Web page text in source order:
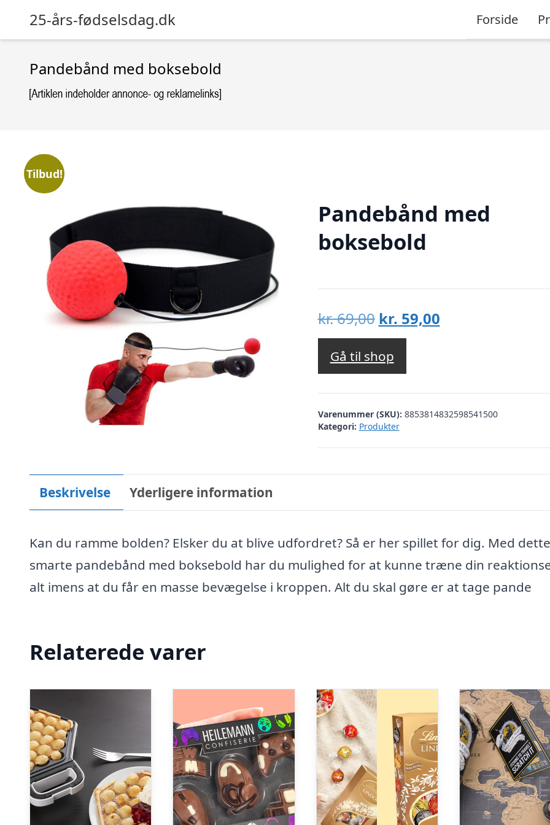
25-års-fødselsdag.dk Forside
Pandebånd med boksebold
Tilbud!
Pandebånd med
boksebold
kr.69,00 Den
oprindelige
pris
var:
kr. 69,00.
kr. 59,00Den
kr. 59,00.
Gå til shop
Varenummer (SKU): 8853814832598541500
Kategori: Produkter
Beskrivelse Yderligere information
Kan du ramme bolden? Elsker du at blive udfordret? Så er her spillet for dig. Med dette
smarte pandebånd med boksebold har du mulighed for at kunne træne din
alt imens at du får en masse bevægelse i kroppen. Alt du skal gøre er at tage pande
Relaterede varer